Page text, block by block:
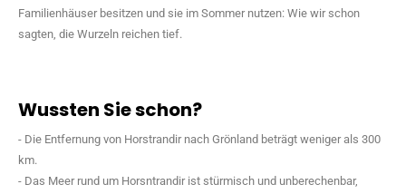
Familienhäuser besitzen und sie im Sommer nutzen: Wie wir schon
sagten, die Wurzeln reichen tief.
Wussten Sie schon?
- Die Entfernung von Horstrandir nach Grönland beträgt weniger als 300
km.
- Das Meer rund um Horsntrandir ist stürmisch und unberechenbar,